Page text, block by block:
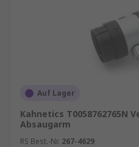
Auf Lager
Kahnetics T0058762765N
Absaugarm
RS Best.-Nr. 267-4629